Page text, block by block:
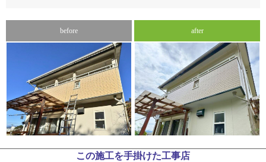
before after
この施工を手掛けた工事店